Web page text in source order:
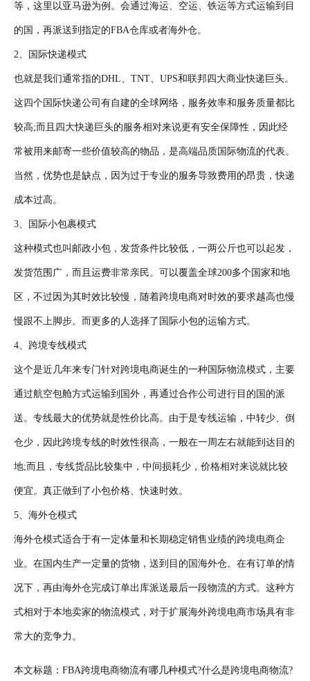
等，这里以亚马逊为例。会通过海运、空运、铁运等方式运输到目
的国，再派送到指定的FBA仓库或者海外仓。
2、国际快递模式
也就是我们通常指的DHL、TNT、UPS和联邦四大商业快递巨头。
这四个国际快递公司有自建的全球网络，服务效率和服务质量都比
较高;而且四大快递巨头的服务相对来说更有安全保障性，因此经
常被用来邮寄一些价值较高的物品，是高端品质国际物流的代表。
当然，优势也是缺点，因为过于专业的服务导致费用的昂贵，快递
成本过高。
3、国际小包裹模式
这种模式也叫邮政小包，发货条件比较低，一两公斤也可以起发，
发货范围广，而且运费非常亲民。可以覆盖全球200多个国家和地
区，不过因为其时效比较慢，随着跨境电商对时效的要求越高也慢
慢跟不上脚步。而更多的人选择了国际小包的运输方式。
4、跨境专线模式
这个是近几年来专门针对跨境电商诞生的一种国际物流模式，主要
通过航空包舱方式运输到国外，再通过合作公司进行目的国的派
送。专线最大的优势就是性价比高。由于是专线运输，中转少、倒
仓少，因此跨境专线的时效性很高，一般在一周左右就能到达目的
地;而且，专线货品比较集中，中间损耗少，价格相对来说就比较
便宜。真正做到了小包价格、快速时效。
5、海外仓模式
海外仓模式适合于有一定体量和长期稳定销售业绩的跨境电商企
业。在国内生产一定量的货物，送到目的国海外仓。在有订单的情
况下，再由海外仓完成订单出库派送最后一段物流的方式。这种方
式相对于本地卖家的物流模式，对于扩展海外跨境电商市场具有非
常大的竞争力。
本文标题：FBA跨境电商物流有哪几种模式?什么是跨境电商物流?